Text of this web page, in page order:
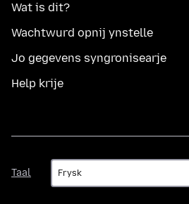
Wat is dit?
Wachtwurd opnij ynstelle
Jo gegevens syngronisearje
Help krije
Taal
Taal